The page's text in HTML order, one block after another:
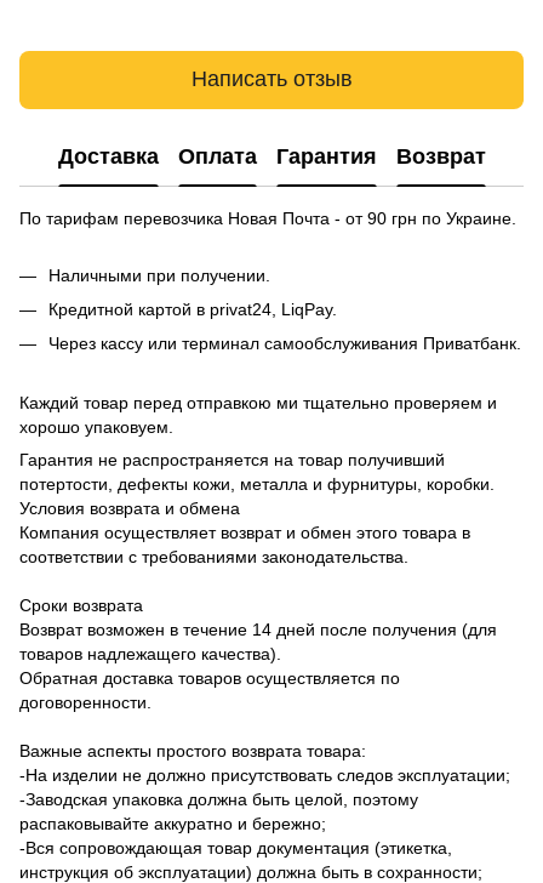
Написать отзыв
Доставка Оплата Гарантия Возврат
По тарифам перевозчика Новая Почта - от 90 грн по Украине.
Наличными при получении.
Кредитной картой в privat24, LiqPay.
Через кассу или терминал самообслуживания Приватбанк.
Каждий товар перед отправкою ми тщательно проверяем и
хорошо упаковуем.
Гарантия не распространяется на товар получивший
потертости, дефекты кожи, металла и фурнитуры, коробки.
Условия возврата и обмена
Компания осуществляет возврат и обмен этого товара в
соответствии с требованиями законодательства.
Сроки возврата
Возврат возможен в течение 14 дней после получения (для
товаров надлежащего качества).
Обратная доставка товаров осуществляется по
договоренности.
Важные аспекты простого возврата товара:
-На изделии не должно присутствовать следов эксплуатации;
-Заводская упаковка должна быть целой, поэтому
распаковывайте аккуратно и бережно;
-Вся сопровождающая товар документация (этикетка,
инструкция об эксплуатации) должна быть в сохранности;